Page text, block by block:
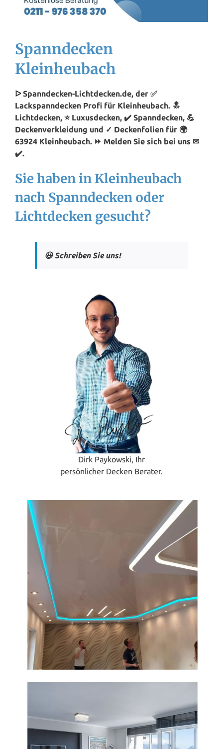
Spanndecken
Kleinheubach
ᐅ Spanndecken-Lichtdecken.de, der ✅
Lackspanndecken Profi für Kleinheubach. 🔝
Lichtdecken, ⭐ Luxusdecken, ✔️ Spanndecken, 💪
Deckenverkleidung und ✓ Deckenfolien für 🌍
63924 Kleinheubach. ⏩ Melden Sie sich bei uns ✉
✔️.
Sie haben in Kleinheubach
nach Spanndecken oder
Lichtdecken gesucht?
😃 Schreiben Sie uns!
Dirk Paykowski, Ihr
persönlicher Decken Berater.